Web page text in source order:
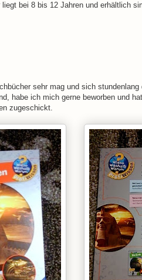
bei 8 bis 12 Jahren und erhältlich
sehr mag und sich
habe ich mich gerne beworben und
zugeschickt.